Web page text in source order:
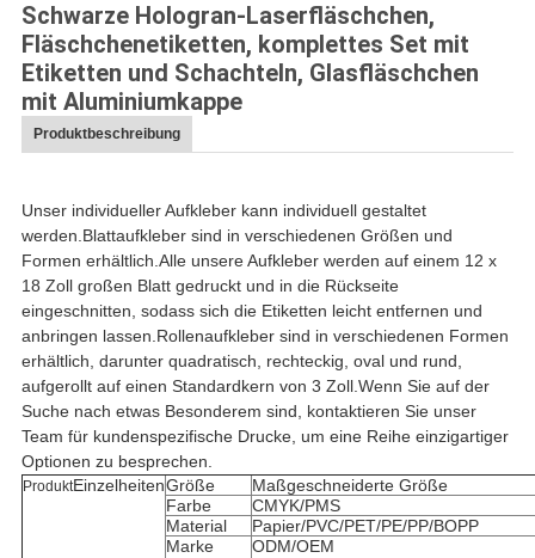
Schwarze Hologran-Laserfläschchen,
Fläschchenetiketten, komplettes Set mit
Etiketten und Schachteln, Glasfläschchen
mit Aluminiumkappe
Produktbeschreibung
Unser individueller Aufkleber kann individuell gestaltet
werden.Blattaufkleber sind in verschiedenen Größen und
Formen erhältlich.Alle unsere Aufkleber werden auf einem 12 x
18 Zoll großen Blatt gedruckt und in die Rückseite
eingeschnitten, sodass sich die Etiketten leicht entfernen und
anbringen lassen.Rollenaufkleber sind in verschiedenen Formen
erhältlich, darunter quadratisch, rechteckig, oval und rund,
aufgerollt auf einen Standardkern von 3 Zoll.Wenn Sie auf der
Suche nach etwas Besonderem sind, kontaktieren Sie unser
Team für kundenspezifische Drucke, um eine Reihe einzigartiger
Optionen zu besprechen.
ProduktEinzelheitenGröße
Maßgeschneiderte Größe
Farbe
CMYK/PMS
Material
Papier/PVC/PET/PE/PP/BOPP
Marke
ODM/OEM